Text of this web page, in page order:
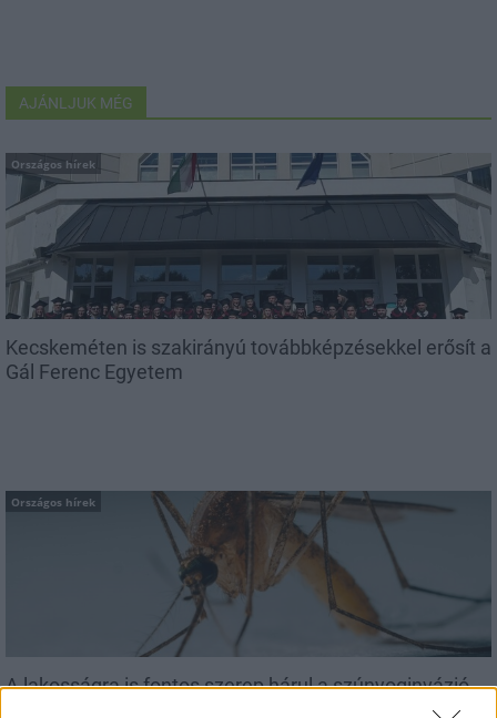
AJÁNLJUK MÉG
Országos hírek
Kecskeméten is szakirányú továbbképzésekkel erősít a
Gál Ferenc Egyetem
Országos hírek
A lakosságra is fontos szerep hárul a szúnyoginvázió